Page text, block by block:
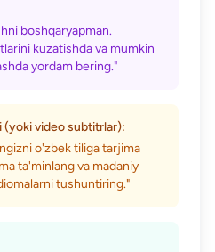
boshqaryapman.
kuzatishda va mumkin
yordam bering."
video subtitrlar):
o'zbek tiliga tarjima
ta'minlang va madaniy
tushuntiring."